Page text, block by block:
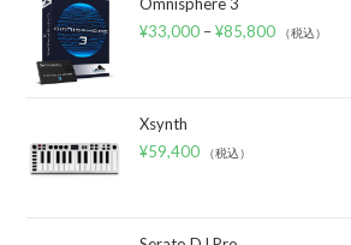
Omnisphere 3
¥33,000 –¥85,800 （税込）
Xsynth
¥59,400 （税込）